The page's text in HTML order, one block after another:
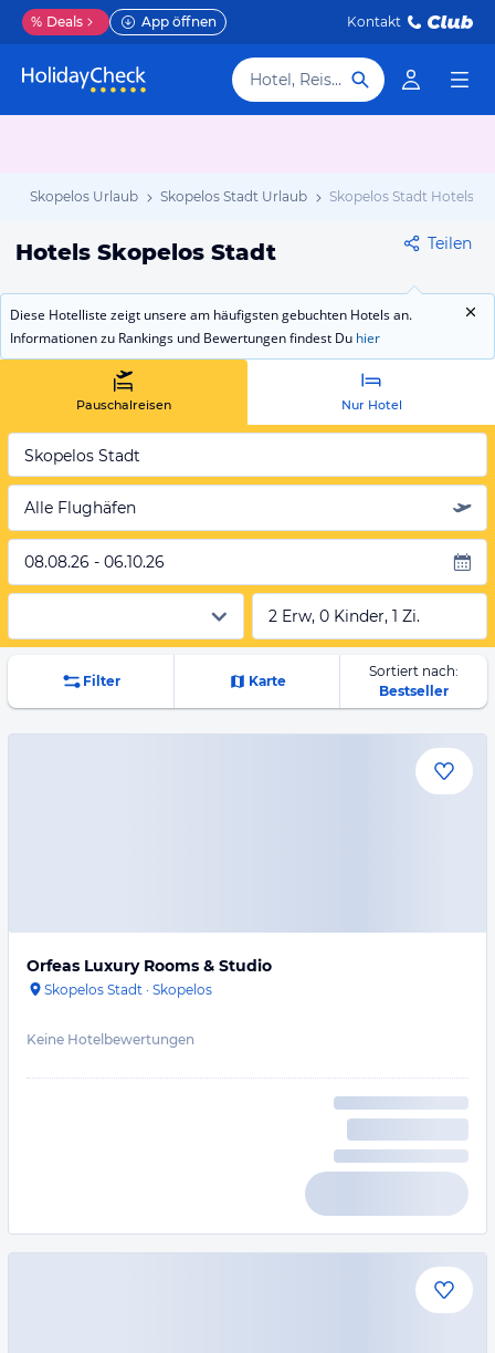
% Deals App öffnen Kontakt
Hotel, Reiseziel
Skopelos Urlaub Skopelos Stadt Urlaub Skopelos Stadt Hotels
Hotels Skopelos Stadt Teilen
Diese Hotelliste zeigt unsere am häufigsten gebuchten Hotels an.
Informationen zu Rankings und Bewertungen findest Du hier
Pauschalreisen Nur Hotel
Skopelos Stadt
Alle Flughäfen
08.08.26 - 06.10.26
2 Erw, 0 Kinder, 1 Zi.
Filter Karte
Sortiert nach:
Bestseller
Orfeas Luxury Rooms & Studio
Skopelos Stadt · Skopelos
Keine Hotelbewertungen